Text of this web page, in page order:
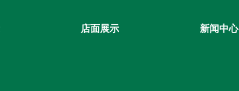
店面展示 新闻中心